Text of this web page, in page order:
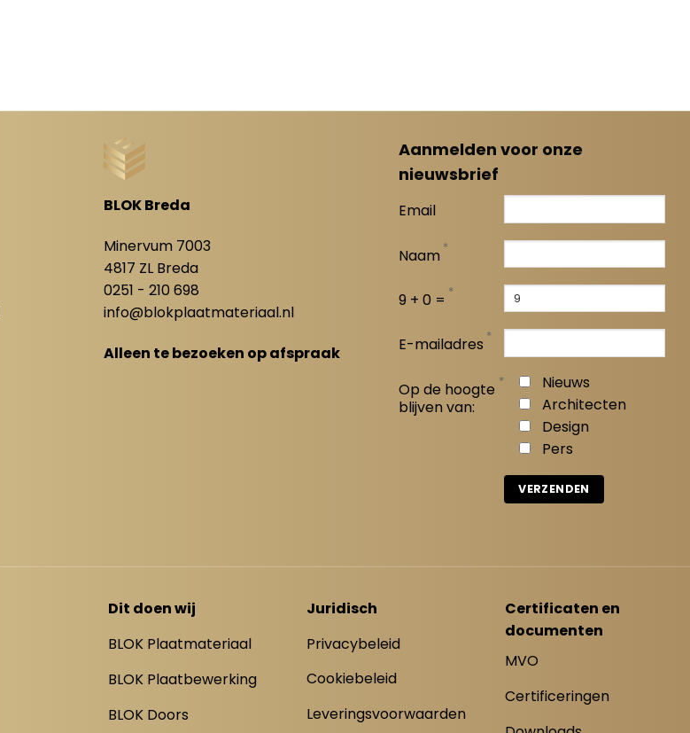
BLOK Breda
Minervum 7003
4817 ZL Breda
0251 - 210 698
info@blokplaatmateriaal.nl
Alleen te bezoeken op afspraak
Aanmelden voor onze
nieuwsbrief
Email
Naam *
9 + 0 = *
E-mailadres *
Op de hoogte
blijven van:
*
Nieuws
Architecten
Design
Pers
Dit doen wij
BLOK Plaatmateriaal
BLOK Plaatbewerking
BLOK Doors
Juridisch
Privacybeleid
Cookiebeleid
Leveringsvoorwaarden
Certificaten en
documenten
MVO
Certificeringen